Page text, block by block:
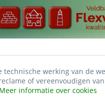
werking van de
of vereenvoudigen
Meer informatie over cookies